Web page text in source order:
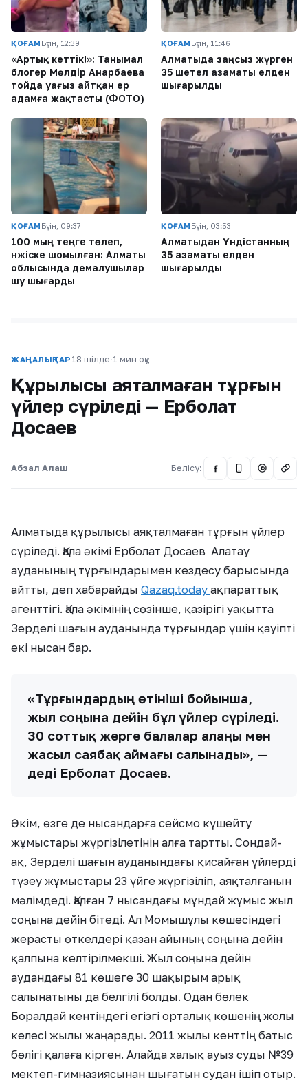
ҚОҒАМ Бүгін, 12:39
«Артық кеттік!»: Танымал
блогер Мөлдір Анарбаева
тойда уағыз айтқан ер
адамға жақтасты (ФОТО)
ҚОҒАМ Бүгін, 11:46
Алматыда заңсыз жүрген
35 шетел азаматы елден
шығарылды
ҚОҒАМ Бүгін, 09:37
100 мың теңге төлеп,
нәжіске шомылған: Алматы
облысында демалушылар
шу шығарды
ҚОҒАМ Бүгін, 03:53
Алматыдан Үндістанның
35 азаматы елден
шығарылды
ЖАҢАЛЫҚТАР 18 шілде·1 мин оқу
Құрылысы аяқталмаған тұрғын
үйлер сүріледі — Ерболат
Досаев
Абзал Алаш Бөлісу: @
Алматыда құрылысы аяқталмаған тұрғын үйлер
сүріледі. Қала әкімі Ерболат Досаев Алатау
ауданының тұрғындарымен кездесу барысында
айтты, деп хабарайды Qazaq.today ақпараттық
агенттігі. Қала әкімінің сөзінше, қазірігі уақытта
Зерделі шағын ауданында тұрғындар үшін қауіпті
екі нысан бар.
«Тұрғындардың өтініші бойынша,
жыл соңына дейін бұл үйлер сүріледі.
30 соттық жерге балалар алаңы мен
жасыл саябақ аймағы салынады», —
деді Ерболат Досаев.
Әкім, өзге де нысандарға сейсмо күшейту
жұмыстары жүргізілетінін алға тартты. Сондай-
ақ, Зерделі шағын ауданындағы қисайған үйлерді
түзеу жұмыстары 23 үйге жүргізіліп, аяқталғанын
мәлімдеді. Қалған 7 нысандағы мұндай жұмыс жыл
соңына дейін бітеді. Ал Момышұлы көшесіндегі
жерасты өткелдері қазан айының соңына дейін
қалпына келтірілмекші. Жыл соңына дейін
аудандағы 81 көшеге 30 шақырым арық
салынатыны да белгілі болды. Одан бөлек
Боралдай кентіндегі егізгі орталық көшенің жолы
келесі жылы жаңарады. 2011 жылы кенттің батыс
бөлігі қалаға кірген. Алайда халық ауыз суды №39
мектеп-гимназиясынан шығатын судан ішіп отыр.